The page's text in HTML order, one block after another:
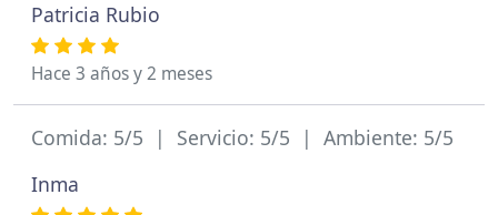
Patricia Rubio
Hace 3 años y 2 meses
Comida: 5/5 | Servicio: 5/5 | Ambiente: 5/5
Inma